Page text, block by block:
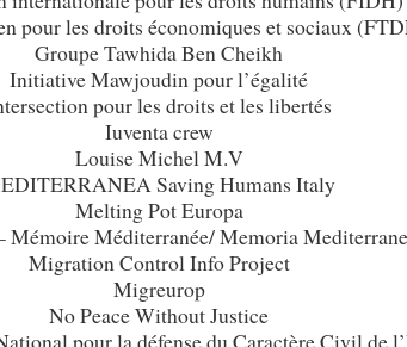
pour les droits économiques et sociaux
Groupe Tawhida Ben Cheikh
Initiative Mawjoudin pour l’égalité
pour les droits et les libertés
Iuventa crew
Louise Michel M.V
Saving Humans Italy
Melting Pot Europa
Mémoire Méditerranée/ Memoria
Migration Control Info Project
Migreurop
No Peace Without Justice
pour la défense du Caractère Civil de